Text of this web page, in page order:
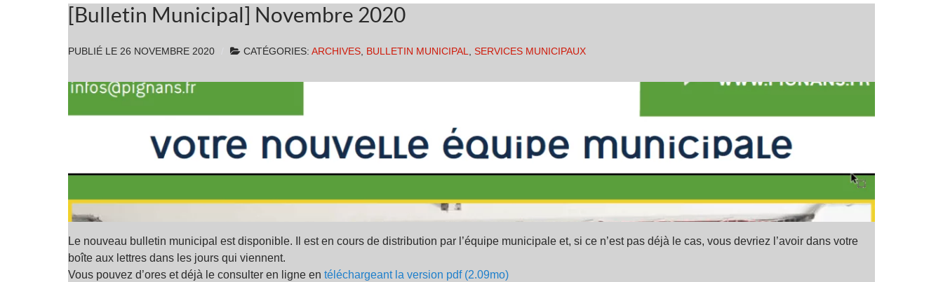
[Bulletin Municipal] Novembre 2020
PUBLIÉ LE 26 NOVEMBRE 2020 CATÉGORIES: ARCHIVES BULLETIN MUNICIPAL SERVICES MUNICIPAUX
Le nouveau bulletin municipal est disponible. Il est en cours de distribution par l’équipe municipale et, si ce n’est pas déjà le cas, vous devriez l’avoir dans votre
boîte aux lettres dans les jours qui viennent.
Vous pouvez d’ores et déjà le consulter en ligne en téléchargeant la version pdf (2.09mo)